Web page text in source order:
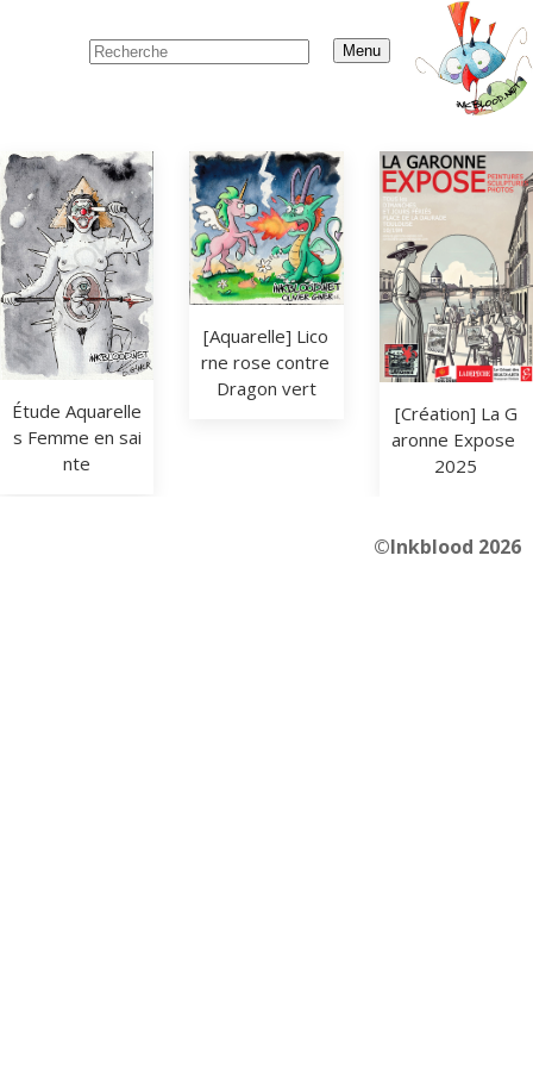
Menu
Étude Aquarelle
s Femme en sai
nte
[Aquarelle] Lico
rne rose contre
Dragon vert
[Création] La G
aronne Expose
2025
©Inkblood 2026